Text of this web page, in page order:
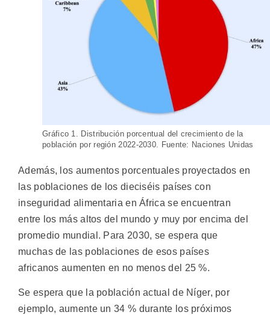
Gráfico 1. Distribución porcentual del crecimiento de la
población por región 2022-2030. Fuente: Naciones Unidas
Además, los aumentos porcentuales proyectados en
las poblaciones de los dieciséis países con
inseguridad alimentaria en África se encuentran
entre los más altos del mundo y muy por encima del
promedio mundial. Para 2030, se espera que
muchas de las poblaciones de esos países
africanos aumenten en no menos del 25 %.
Se espera que la población actual de Níger, por
ejemplo, aumente un 34 % durante los próximos